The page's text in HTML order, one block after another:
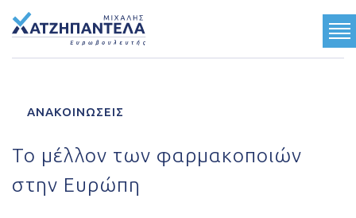
ΟΙ ΘΕΣΕΙΣ ΜΟΥ
ΤΟ ΕΡΓΟ ΜΟΥ
ΤΟ ΟΡΑΜΑ ΜΟΥ
ΑΝΑΚΟΙΝΩΣΕΙΣ
Το μέλλον των φαρμακοποιών
στην Ευρώπη